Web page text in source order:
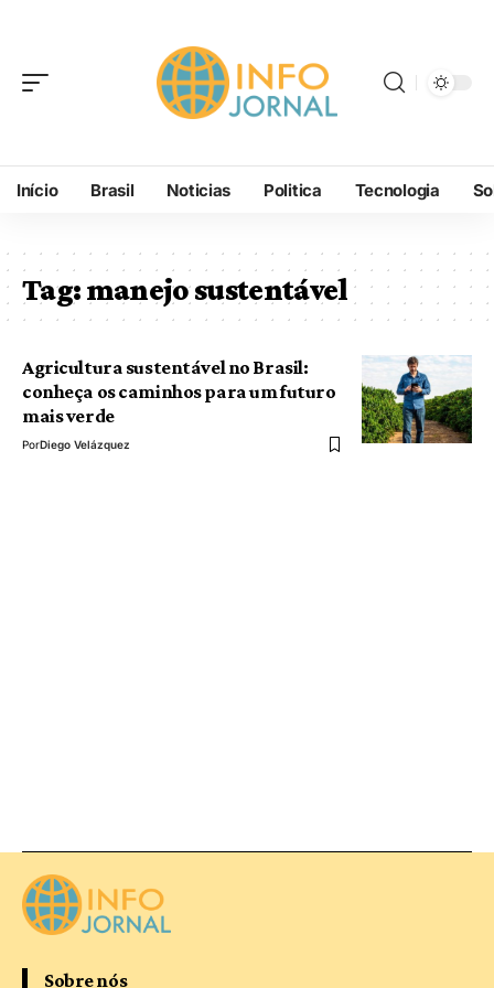
Início Brasil Noticias Politica Tecnologia
Tag:manejo sustentável
Agricultura sustentável no Brasil:
conheça os caminhos para um futuro
mais verde
PorDiego Velázquez
Sobre nós